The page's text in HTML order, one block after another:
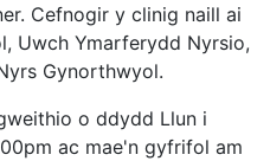
Cefnogir y clinig naill ai
Uwch Ymarferydd Nyrsio,
Gynorthwyol.
o ddydd Llun i
ac mae'n gyfrifol am